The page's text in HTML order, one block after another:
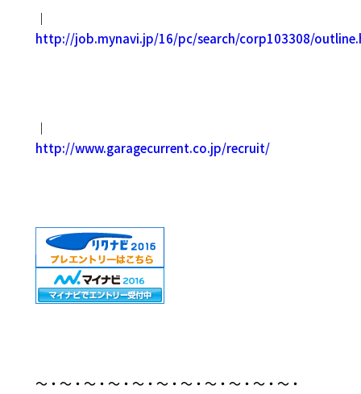
｜
http://job.mynavi.jp/16/pc/search/corp103308/
｜
http://www.garagecurrent.co.jp/recruit/
～・～・～・～・～・～・～・～・～・～・～・